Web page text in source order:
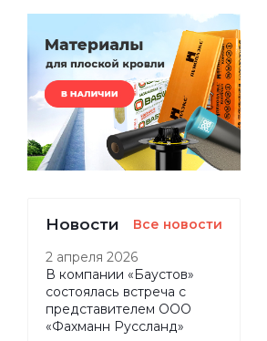
Новости Все новости
2 апреля 2026
В компании «Баустов»
состоялась встреча с
представителем ООО
«Фахманн Руссланд»